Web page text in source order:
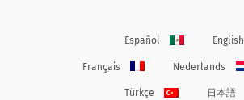
English
Español
Nederlands
Français
日本語
Türkçe